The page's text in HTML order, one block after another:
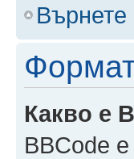
Върнете
Какво е
BBCode